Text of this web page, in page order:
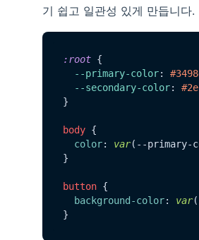
기 쉽고 일관성 있게 만듭니다.
:root {
--primary-color:
--secondary-color:
}
body {
color: var(--primary-
}
button {
background-color: var